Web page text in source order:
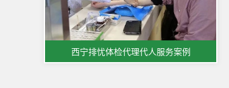
西宁排忧体检代理代人服务案例